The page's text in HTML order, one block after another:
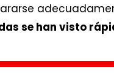
se han visto